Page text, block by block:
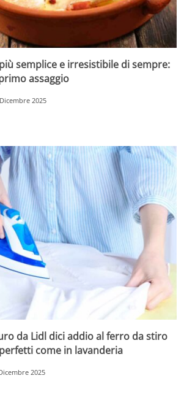
semplice e irresistibile di sempre:
assaggio
2025
da Lidl dici addio al ferro da stiro
come in lavanderia
2025